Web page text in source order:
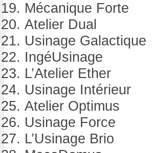
Mécanique Forte
Atelier Dual
Usinage Galactique
IngéUsinage
L’Atelier Ether
Usinage Intérieur
Atelier Optimus
Usinage Force
L’Usinage Brio